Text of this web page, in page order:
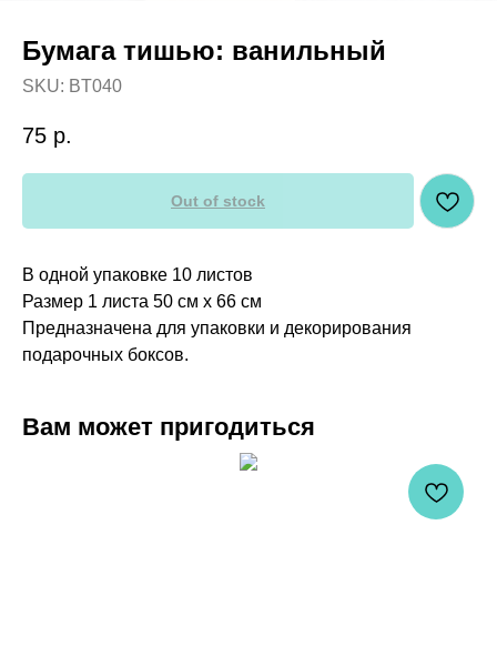
Бумага тишью: ванильный
SKU: BT040
75 р.
Out of stock
В одной упаковке 10 листов
Размер 1 листа 50 см х 66 см
Предназначена для упаковки и декорирования
подарочных боксов.
Вам может пригодиться